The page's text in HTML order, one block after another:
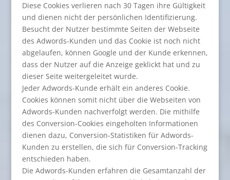
Diese Cookies verlieren nach 30 Tagen ihre Gültigkeit
und dienen nicht der persönlichen Identifizierung.
Besucht der Nutzer bestimmte Seiten der Webseite
des Adwords-Kunden und das Cookie ist noch nicht
abgelaufen, können Google und der Kunde erkennen,
dass der Nutzer auf die Anzeige geklickt hat und zu
dieser Seite weitergeleitet wurde.
Jeder Adwords-Kunde erhält ein anderes Cookie.
Cookies können somit nicht über die Webseiten von
Adwords-Kunden nachverfolgt werden. Die mithilfe
des Conversion-Cookies eingeholten Informationen
dienen dazu, Conversion-Statistiken für Adwords-
Kunden zu erstellen, die sich für Conversion-Tracking
entschieden haben.
Die Adwords-Kunden erfahren die Gesamtanzahl der